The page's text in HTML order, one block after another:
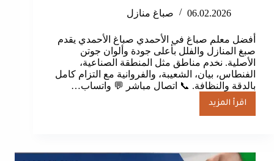
06.02.2026
صباغ منازل
أفضل معلم صباغ في الأحمدي صباغ الأحمدي يقدم
صبغ المنازل والفلل بأعلى جودة وألوان جوتن
الأصلية. نخدم مناطق مثل المنطقة الصناعية،
الفنطاس، بيان، الشعيبة، والفروانية مع التزام كامل
بالدقة والنظافة. 📞 اتصال مباشر 💬 واتساب…
اقرأ المزيد
صباغ
الاحمدي